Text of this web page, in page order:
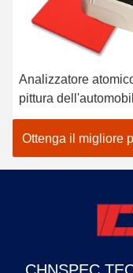
Analizzatore
pittura
dello
tenuto in mano del
colorimetro di
Ottenga il migliore